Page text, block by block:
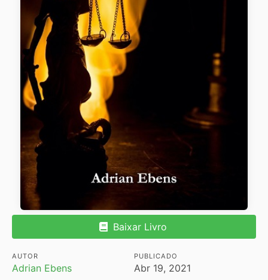
Baixar Livro
AUTOR
Adrian Ebens
PUBLICADO
Abr 19, 2021